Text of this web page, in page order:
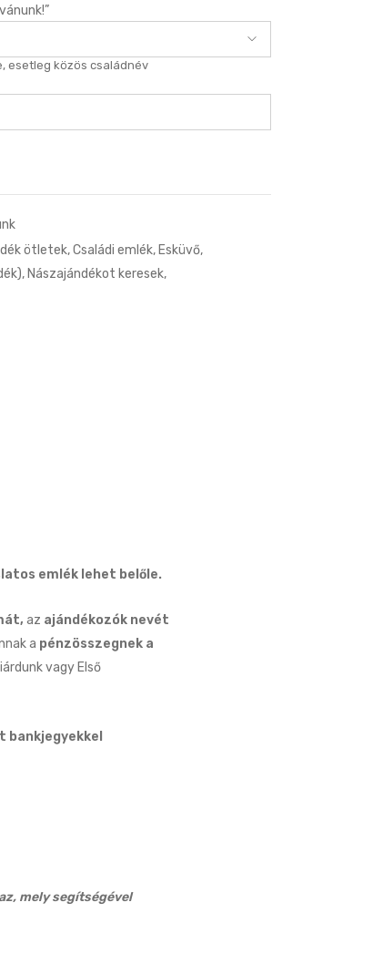
esetleg közös családnév
ötletek,Családi emlék, Esküvő,
, Nászajándékot keresek,
emlék lehet belőle.
az ajándékozók nevét
a pénzösszegnek a
vagy Első
mely segítségével